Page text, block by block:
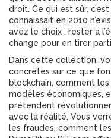
droit. Ce qui est sûr,
connaissait en 2010
avez le choix : rester à
change pour en tirer
Dans cette collection,
concrètes sur ce que
blockchain, comment
modèles économiques,
prétendent révolutionner
avec la réalité. Vous
les fraudes, comment